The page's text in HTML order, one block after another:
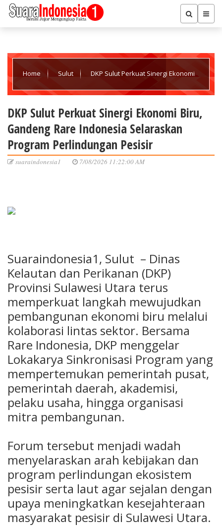
Home Sulut DKP Sulut Perkuat Sinergi Ekonomi
Pesisir
DKP Sulut Perkuat Sinergi Ekonomi Biru,
Gandeng Rare Indonesia Selaraskan
Program Perlindungan Pesisir
suaraindonesia1 7/08/2026 11:22:00 AM
Suaraindonesia1, Sulut – Dinas
Kelautan dan Perikanan (DKP)
Provinsi Sulawesi Utara terus
memperkuat langkah mewujudkan
pembangunan ekonomi biru melalui
kolaborasi lintas sektor. Bersama
Rare Indonesia, DKP menggelar
Lokakarya Sinkronisasi Program yang
mempertemukan pemerintah pusat,
pemerintah daerah, akademisi,
pelaku usaha, hingga organisasi
mitra pembangunan.
Forum tersebut menjadi wadah
menyelaraskan arah kebijakan dan
program perlindungan ekosistem
pesisir serta laut agar sejalan dengan
upaya meningkatkan kesejahteraan
masyarakat pesisir di Sulawesi Utara.